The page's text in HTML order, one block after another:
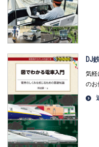
DJ
気軽
のお